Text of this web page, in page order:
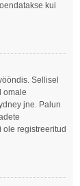
kui
Sellisel
omale
jne. Palun
ole registreeritud